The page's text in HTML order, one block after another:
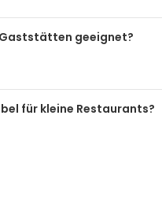
geeignet?
für kleine Restaurants?